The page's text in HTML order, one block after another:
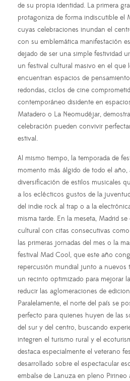
de su propia identidad. La primera
protagoniza de forma indiscutible el
cuyas celebraciones inundan el
con su emblemática manifestación
dejado de ser una simple festividad
un festival cultural masivo en el que
encuentran espacios de
redondas, ciclos de cine
contemporáneo disidente en
Matadero o La Neomudéjar,
celebración pueden convivir
estival.
Al mismo tiempo, la temporada de
momento más álgido de todo el
diversificación de estilos musicales
a los eclécticos gustos de la
del indie rock al trap o a la
misma tarde. En la meseta, Madrid
cultural con citas consecutivas
las primeras jornadas del mes o la
festival Mad Cool, que este año
repercusión mundial junto a nuevos
un recinto optimizado para mejorar
reducir las aglomeraciones de
Paralelamente, el norte del país se
perfecto para quienes huyen de las
del sur y del centro, buscando
integren el turismo rural y el
destaca especialmente el veterano
desarrollado sobre el espectacular
embalse de Lanuza en pleno Pirineo